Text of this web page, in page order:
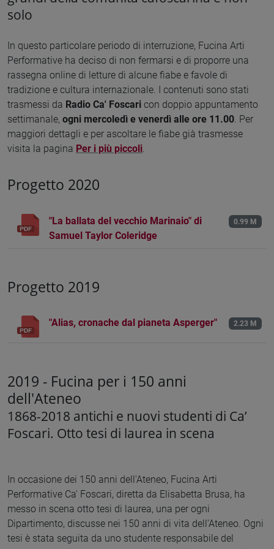
solo
In questo particolare periodo di interruzione, Fucina Arti
Performative ha deciso di non fermarsi e di proporre una
rassegna online di letture di alcune fiabe e favole di
tradizione e cultura internazionale. I contenuti sono stati
trasmessi da Radio Ca' Foscari con doppio appuntamento
settimanale, ogni mercoledì e venerdì alle ore 11.00. Per
maggiori dettagli e per ascoltare le fiabe già trasmesse
visita la pagina Per i più piccoli.
Progetto 2020
"La ballata del vecchio Marinaio" di
Samuel Taylor Coleridge
0.99 M
Progetto 2019
"Alias, cronache dal pianeta Asperger" 2.23 M
2019 - Fucina per i 150 anni
dell'Ateneo
1868-2018 antichi e nuovi studenti di Ca’
Foscari. Otto tesi di laurea in scena
In occasione dei 150 anni dell'Ateneo, Fucina Arti
Performative Ca' Foscari, diretta da Elisabetta Brusa, ha
messo in scena otto tesi di laurea, una per ogni
Dipartimento, discusse nei 150 anni di vita dell’Ateneo. Ogni
tesi è stata seguita da uno studente responsabile del